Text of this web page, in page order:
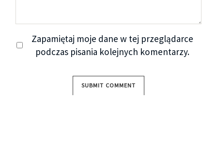
Zapamiętaj moje dane w tej przeglądarce
podczas pisania kolejnych komentarzy.